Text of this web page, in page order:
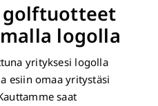
golftuotteet
logolla
yrityksesi logolla
esiin omaa yritystäsi
saat